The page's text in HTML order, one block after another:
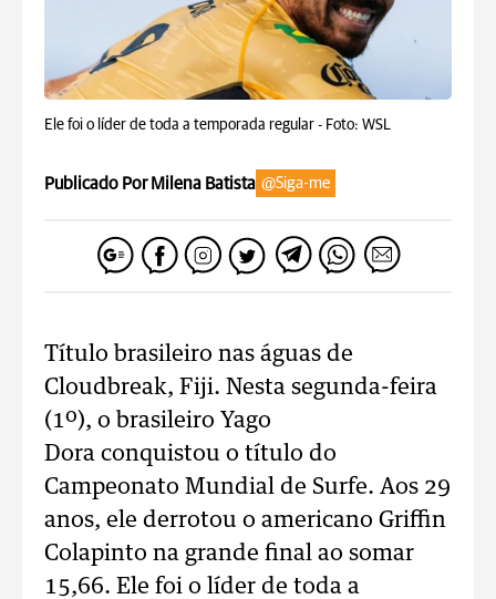
Ele foi o líder de toda a temporada regular - Foto: WSL
Publicado Por Milena Batista @Siga-me
Título brasileiro nas águas de
Cloudbreak, Fiji. Nesta segunda-feira
(1º), o brasileiro Yago
Dora conquistou o título do
Campeonato Mundial de Surfe. Aos 29
anos, ele derrotou o americano Griffin
Colapinto na grande final ao somar
15,66. Ele foi o líder de toda a